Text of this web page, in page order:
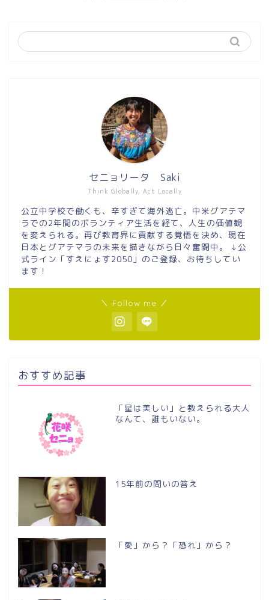
Think Globally, Act Locally
セニョリータ Saki
公立中学校で働くも、辛すぎて海外逃亡。中米グアテマ
ラでの2年間のボランティア生活を経て、人生の価値観
を変えられる。再び教育界に貢献する覚悟を決め、現在
日本とグアテマラの未来を描きながら日々奮闘中。 ↓公
式ライン「すえにょす2050」のご登録、お待ちしてい
ます！
＼ Follow me ／
おすすめ記事
「星は美しい」と教えられる大人
なんて、誰もいない。
15年前の問いの答え
「愛」から？「恐れ」から？